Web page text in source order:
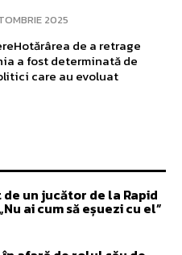
2025
de a retrage
a fost determinată de
care au evoluat
un jucător de la Rapid
ai cum să eșuezi cu el”